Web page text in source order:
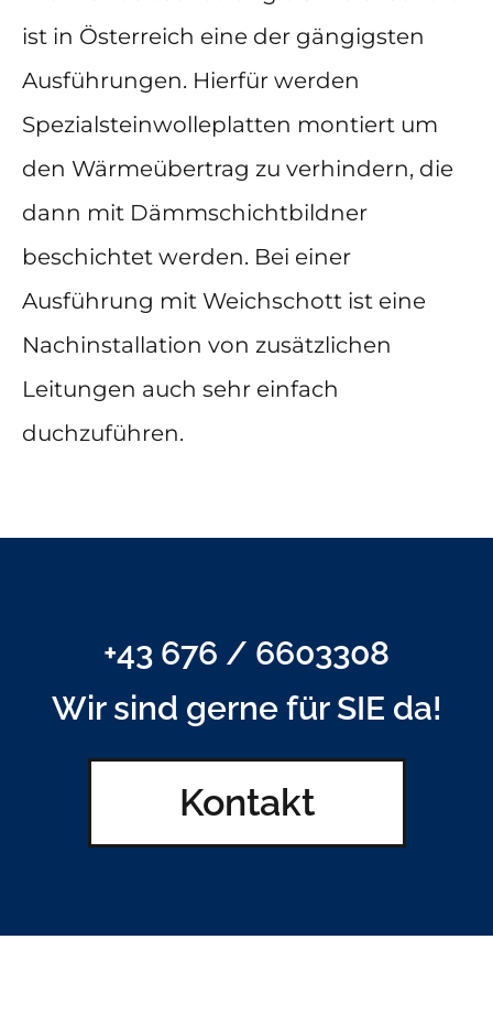
ist in Österreich eine der gängigsten
Ausführungen. Hierfür werden
Spezialsteinwolleplatten montiert um
den Wärmeübertrag zu verhindern, die
dann mit Dämmschichtbildner
beschichtet werden. Bei einer
Ausführung mit Weichschott ist eine
Nachinstallation von zusätzlichen
Leitungen auch sehr einfach
duchzuführen.
+43 676 / 6603308
Wir sind gerne für SIE da!
Kontakt